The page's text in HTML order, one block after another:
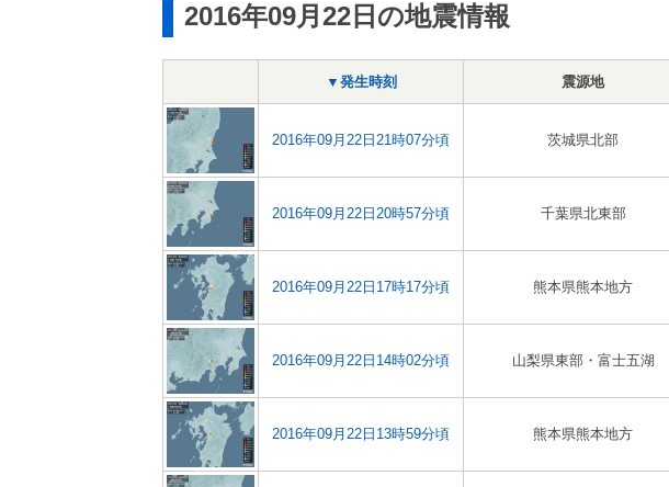
2016年09月22日の地震情報
▼発生時刻 震源地
2016年09月22日21時07分頃 茨城県北部
2016年09月22日20時57分頃 千葉県北東部
2016年09月22日17時17分頃 熊本県熊本地方
2016年09月22日14時02分頃 山梨県東部・富士五湖
2016年09月22日13時59分頃 熊本県熊本地方